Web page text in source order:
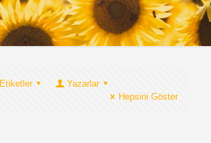
Etiketler
Yazarlar
Hepsini Göster